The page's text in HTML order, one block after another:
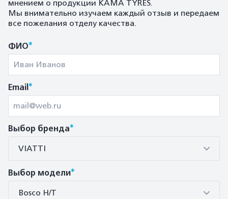
мнением о продукции KAMA TYRES.
Мы внимательно изучаем каждый отзыв и передаем
все пожелания отделу качества.
ФИО*
Email*
Выбор бренда*
VIATTI
Выбор модели*
Bosco H/T